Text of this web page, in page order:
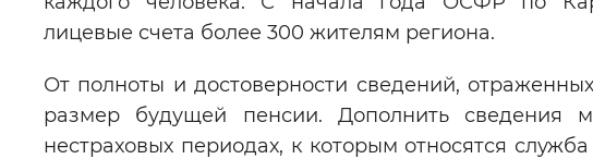
лицевые счета более 300 жителям региона.
От полноты и достоверности сведений,
размер будущей пенсии. Дополнить
нестраховых периодах, к которым относятся